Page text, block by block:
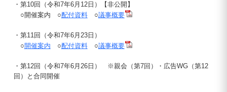
・第10回（令和7年6月12日）【非公開】
○開催案内 ○配付資料○議事概要
・第11回（令和7年6月23日）
○開催案内 ○配付資料○議事概要
・第12回（令和7年6月26日） ※親会（第7回）・広告WG（第12
回）と合同開催